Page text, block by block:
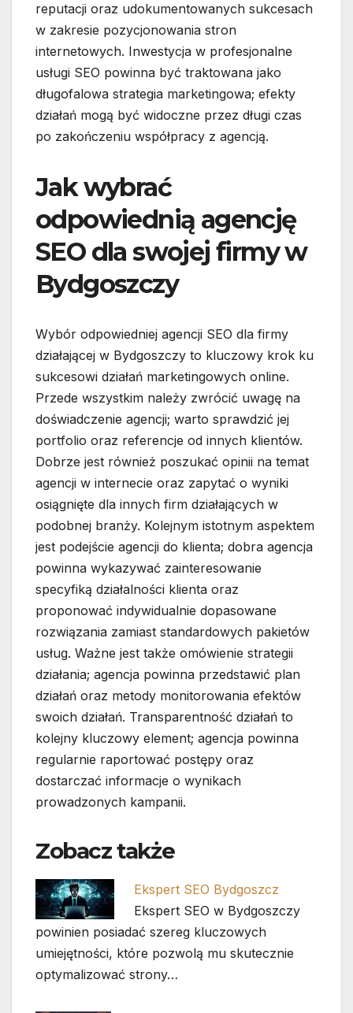
reputacji oraz udokumentowanych sukcesach
w zakresie pozycjonowania stron
internetowych. Inwestycja w profesjonalne
usługi SEO powinna być traktowana jako
długofalowa strategia marketingowa; efekty
działań mogą być widoczne przez długi czas
po zakończeniu współpracy z agencją.
Jak wybrać
odpowiednią agencję
SEO dla swojej firmy w
Bydgoszczy
Wybór odpowiedniej agencji SEO dla firmy
działającej w Bydgoszczy to kluczowy krok ku
sukcesowi działań marketingowych online.
Przede wszystkim należy zwrócić uwagę na
doświadczenie agencji; warto sprawdzić jej
portfolio oraz referencje od innych klientów.
Dobrze jest również poszukać opinii na temat
agencji w internecie oraz zapytać o wyniki
osiągnięte dla innych firm działających w
podobnej branży. Kolejnym istotnym aspektem
jest podejście agencji do klienta; dobra agencja
powinna wykazywać zainteresowanie
specyfiką działalności klienta oraz
proponować indywidualnie dopasowane
rozwiązania zamiast standardowych pakietów
usług. Ważne jest także omówienie strategii
działania; agencja powinna przedstawić plan
działań oraz metody monitorowania efektów
swoich działań. Transparentność działań to
kolejny kluczowy element; agencja powinna
regularnie raportować postępy oraz
dostarczać informacje o wynikach
prowadzonych kampanii.
Zobacz także
Ekspert SEO Bydgoszcz
Ekspert SEO w Bydgoszczy
powinien posiadać szereg kluczowych
umiejętności, które pozwolą mu skutecznie
optymalizować strony…